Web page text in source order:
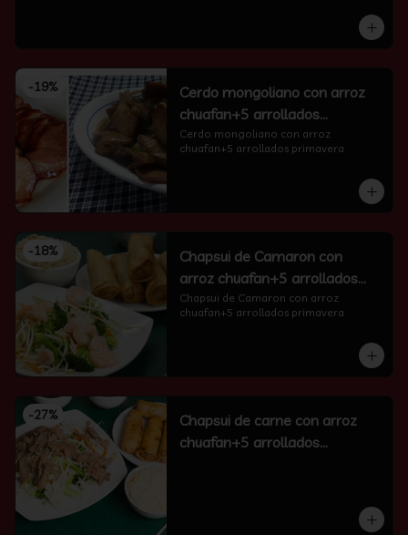
-19%
Cerdo mongoliano con arroz
chuafan+5 arrollados
primavera
Cerdo mongoliano con arroz
chuafan+5 arrollados primavera
-18%
Chapsui de Camaron con
arroz chuafan+5 arrollados
primavera
Chapsui de Camaron con arroz
chuafan+5 arrollados primavera
-27%
Chapsui de carne con arroz
chuafan+5 arrollados